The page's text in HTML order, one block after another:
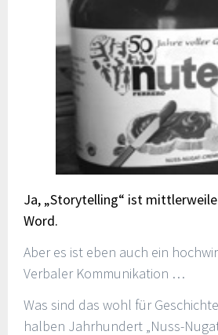
Ja, „Storytelling“ ist mittlerweile
Word.
Aber es ist eben auch ein
Verbaler Kommunikation …
Was sind das wohl für
halben Jahrhundert „Nuss-